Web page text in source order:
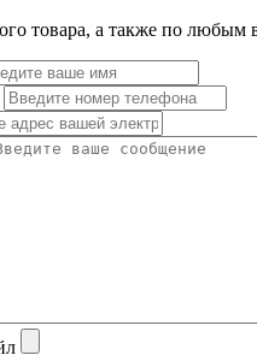
товара, а также по